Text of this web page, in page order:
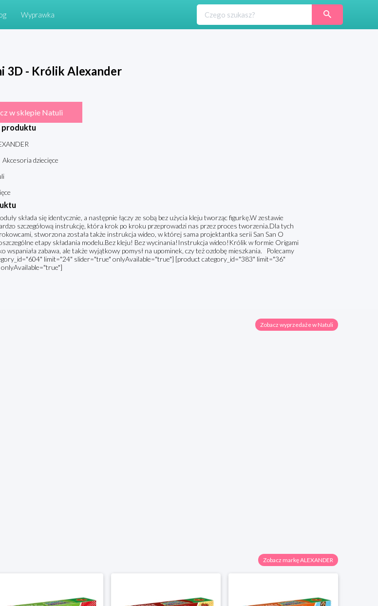
Wyprawka
3D - Królik Alexander
w sklepie Natuli
produktu
Akcesoria dziecięce
składa się identycznie, a następnie łączy ze sobą bez użycia kleju tworząc figurkę.W zestawie
szczegółową instrukcję, która krok po kroku przeprowadzi nas przez proces tworzenia.Dla tych
stworzona została także instrukcja wideo, w której sama projektantka serii San San O
etapy składania modelu.Bez kleju! Bez wycinania!Instrukcja wideo!Królik w formie Origami
wspaniała zabawa, ale także wyjątkowy pomysł na upominek, czy też ozdobę mieszkania. Polecamy
limit="24" slider="true" onlyAvailable="true"] [product category_id="383" limit="36"
Zobacz wyprzedaże w Natuli
Zobacz markę ALEXANDER